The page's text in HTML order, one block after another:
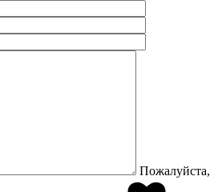
Пожалуйста,